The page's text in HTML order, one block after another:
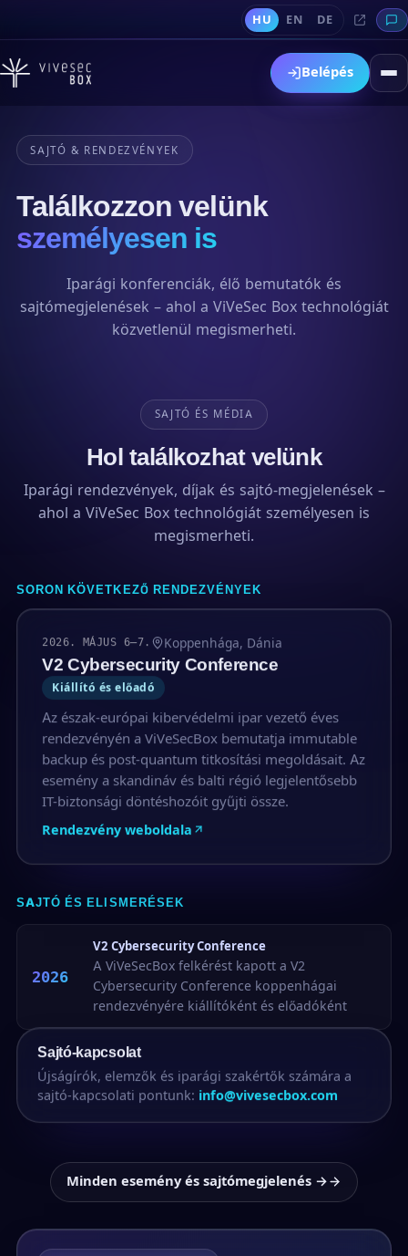
HU EN DE
Belépés
SAJTÓ & RENDEZVÉNYEK
Találkozzon velünk
személyesen is
Iparági konferenciák, élő bemutatók és
sajtómegjelenések – ahol a ViVeSec Box technológiát
közvetlenül megismerheti.
SAJTÓ ÉS MÉDIA
Hol találkozhat velünk
Iparági rendezvények, díjak és sajtó-megjelenések –
ahol a ViVeSec Box technológiát személyesen is
megismerheti.
SORON KÖVETKEZŐ RENDEZVÉNYEK
2026. MÁJUS 6–7. Koppenhága, Dánia
V2 Cybersecurity Conference
Kiállító és előadó
Az észak-európai kibervédelmi ipar vezető éves
rendezvényén a ViVeSecBox bemutatja immutable
backup és post-quantum titkosítási megoldásait. Az
esemény a skandináv és balti régió legjelentősebb
IT-biztonsági döntéshozóit gyűjti össze.
Rendezvény weboldala
SAJTÓ ÉS ELISMERÉSEK
2026
V2 Cybersecurity Conference
A ViVeSecBox felkérést kapott a V2
Cybersecurity Conference koppenhágai
rendezvényére kiállítóként és előadóként
Sajtó-kapcsolat
Újságírók, elemzők és iparági szakértők számára a
sajtó-kapcsolati pontunk: info@vivesecbox.com
Minden esemény és sajtómegjelenés →